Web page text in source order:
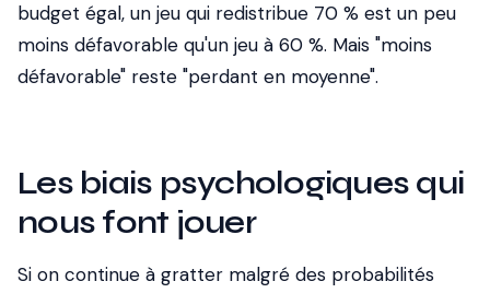
budget égal, un jeu qui redistribue 70 % est un peu
moins défavorable qu'un jeu à 60 %. Mais "moins
défavorable" reste "perdant en moyenne".
Les biais psychologiques qui
nous font jouer
Si on continue à gratter malgré des probabilités